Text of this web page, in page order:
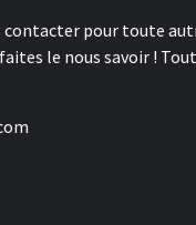
contacter pour toute
le nous savoir !